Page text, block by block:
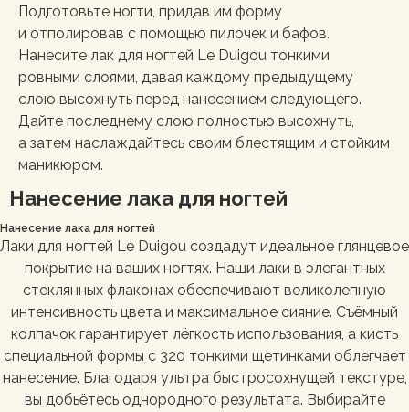
Подготовьте ногти, придав им форму
и отполировав с помощью пилочек и бафов.
Нанесите лак для ногтей Le Duigou тонкими
ровными слоями, давая каждому предыдущему
слою высохнуть перед нанесением следующего.
Дайте последнему слою полностью высохнуть,
а затем наслаждайтесь своим блестящим и стойким
маникюром.
Нанесение лака для ногтей
Нанесение лака для ногтей
Лаки для ногтей Le Duigou создадут идеальное глянцевое
покрытие на ваших ногтях. Наши лаки в элегантных
стеклянных флаконах обеспечивают великолепную
интенсивность цвета и максимальное сияние. Съёмный
колпачок гарантирует лёгкость использования, а кисть
специальной формы с 320 тонкими щетинками облегчает
нанесение. Благодаря ультра быстросохнущей текстуре,
вы добьётесь однородного результата. Выбирайте